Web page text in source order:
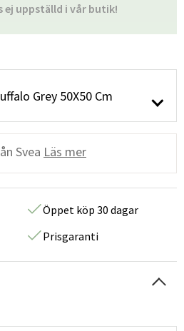
ej uppställd i vår butik!
Grey 50X50 Cm
Svea Läs mer
Öppet köp 30 dagar
Prisgaranti